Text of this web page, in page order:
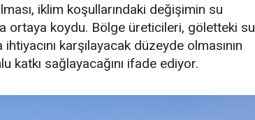
iklim koşullarındaki değişimin su
ortaya koydu. Bölge üreticileri, göletteki su
karşılayacak düzeyde olmasının
katkı sağlayacağını ifade ediyor.